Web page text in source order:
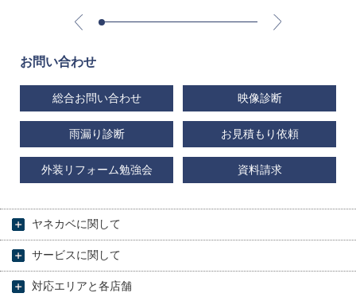
お問い合わせ
総合お問い合わせ 映像診断
雨漏り診断 お見積もり依頼
外装リフォーム勉強会 資料請求
ヤネカベに関して
サービスに関して
対応エリアと各店舗